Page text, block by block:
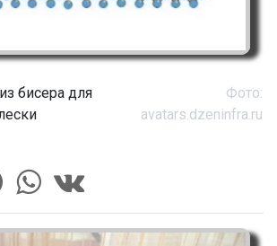
бисера для
Фото:
avatars.dzeninfra.ru